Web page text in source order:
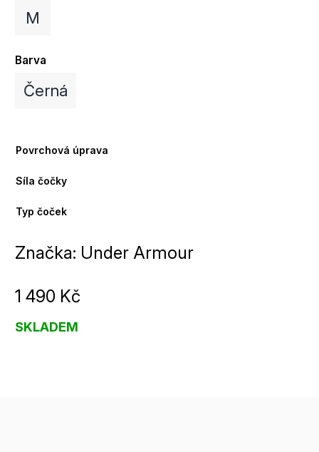
M
Barva
Černá
Povrchová úprava
Síla čočky
Typ čoček
Značka: Under Armour
1 490 Kč
SKLADEM